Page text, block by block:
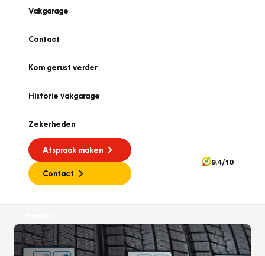
Vakgarage
Contact
Kom gerust verder
Historie vakgarage
Zekerheden
Afspraak maken
Contact
9.4/10